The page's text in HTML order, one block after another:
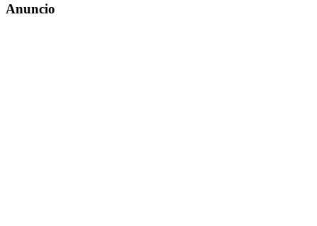
Anuncio